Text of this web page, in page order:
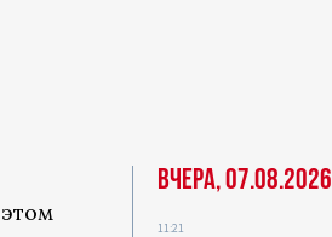
Вчера, 07.08.2026
11:21